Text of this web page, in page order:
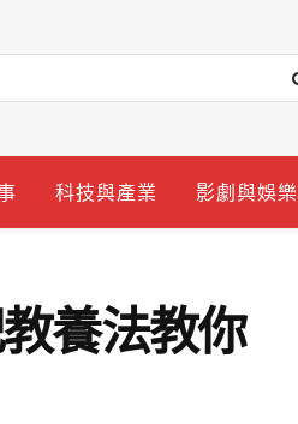
科技與產業 影劇與娛樂
養法教你